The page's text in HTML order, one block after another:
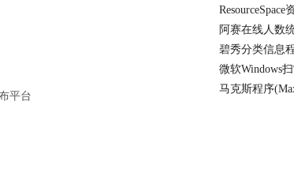
平台
阿赛在线人数
碧秀分类信息
微软Windows
马克斯程序